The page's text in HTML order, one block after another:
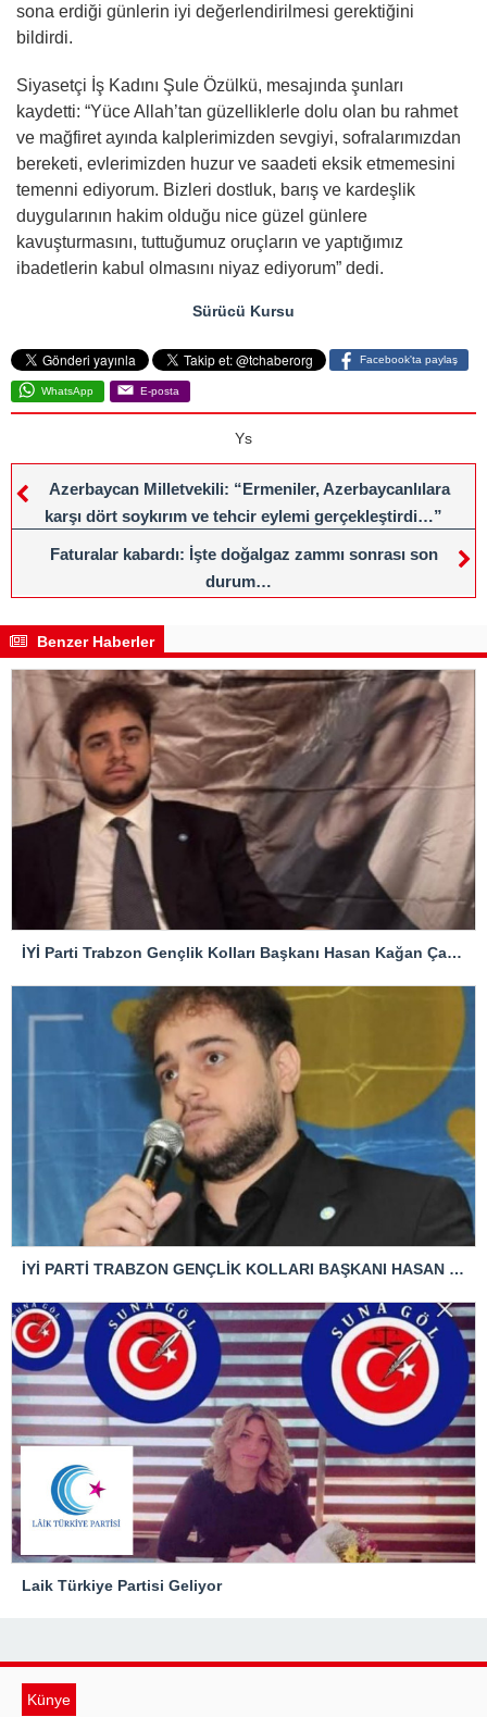
sona erdiği günlerin iyi değerlendirilmesi gerektiğini
bildirdi.
Siyasetçi İş Kadını Şule Özülkü, mesajında şunları
kaydetti: “Yüce Allah’tan güzelliklerle dolu olan bu rahmet
ve mağfiret ayında kalplerimizden sevgiyi, sofralarımızdan
bereketi, evlerimizden huzur ve saadeti eksik etmemesini
temenni ediyorum. Bizleri dostluk, barış ve kardeşlik
duygularının hakim olduğu nice güzel günlere
kavuşturmasını, tuttuğumuz oruçların ve yaptığımız
ibadetlerin kabul olmasını niyaz ediyorum” dedi.
Sürücü Kursu
Facebook'ta paylaş
WhatsApp E-posta
Ys
Azerbaycan Milletvekili: “Ermeniler, Azerbaycanlılara
karşı dört soykırım ve tehcir eylemi gerçekleştirdi…”
Faturalar kabardı: İşte doğalgaz zammı sonrası son
durum…
Benzer Haberler
İYİ Parti Trabzon Gençlik Kolları Başkanı Hasan Kağan Çakıroğlu’ndan Mattia Ahmet Minguzzi Davasına Tepki
İYİ PARTİ TRABZON GENÇLİK KOLLARI BAŞKANI HASAN KAĞAN ÇAKIROĞLU’NDAN TBMM BAŞKANI’NA ÇOK SERT TEPKİ: “ANAYASAL SUÇ İŞLENMİŞTİR!”
Laik Türkiye Partisi Geliyor
Künye